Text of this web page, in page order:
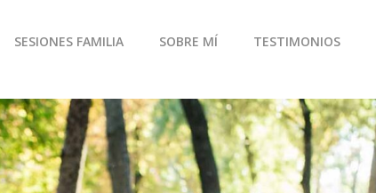
SESIONES FAMILIA SOBRE MÍ TESTIMONIOS